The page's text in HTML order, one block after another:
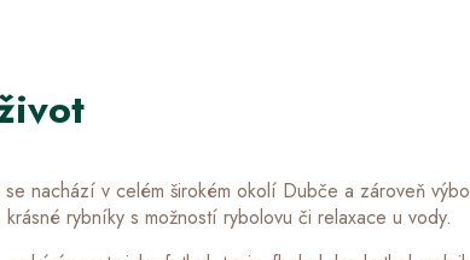
nachází v celém širokém okolí Dubče a zároveň
rybníky s možností rybolovu či relaxace u vody.